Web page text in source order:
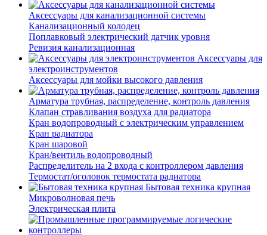
Аксессуары для канализационной системы
Канализационный колодец
Поплавковый электрический датчик уровня
Ревизия канализационная
Аксессуары для
электроинструментов
Аксессуары для мойки высокого давления
Арматура трубная, распределение, контроль давления
Клапан стравливания воздуха для радиатора
Кран водопроводный с электрическим управлением
Кран радиатора
Кран шаровой
Кран/вентиль водопроводный
Распределитель на 2 входа с контроллером давления
Термостат/оголовок термостата радиатора
Бытовая техника крупная
Микроволновая печь
Электрическая плита